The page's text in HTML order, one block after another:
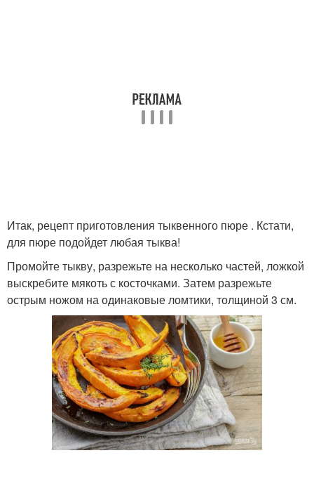
Итак, рецепт приготовления тыквенного пюре . Кстати,
для пюре подойдет любая тыква!
Промойте тыкву, разрежьте на несколько частей, ложкой
выскребите мякоть с косточками. Затем разрежьте
острым ножом на одинаковые ломтики, толщиной 3 см.